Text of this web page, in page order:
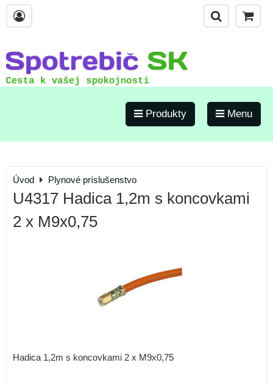
Produkty Menu
Úvod Plynové príslušenstvo
U4317 Hadica 1,2m s koncovkami
2 x M9x0,75
Hadica 1,2m s koncovkami 2 x M9x0,75